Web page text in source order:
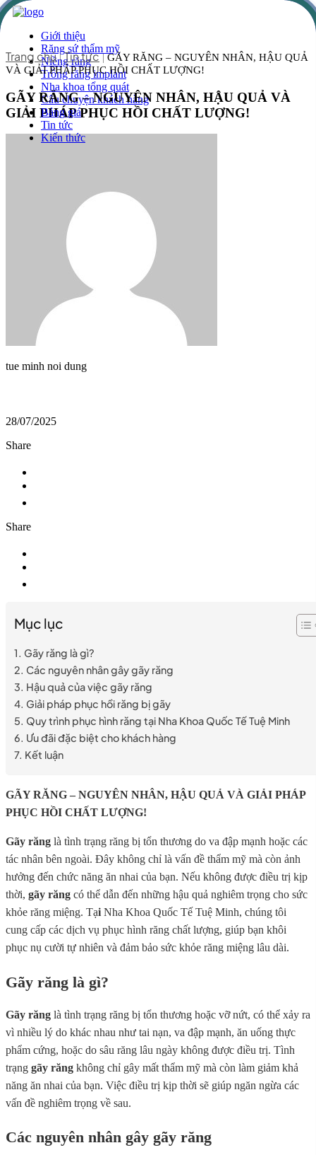
Giới thiệu
Răng sứ thẩm mỹ
Niềng răng
Trồng răng implant
Nha khoa tổng quát
Câu chuyện khách hàng
Bảng giá
Tin tức
Kiến thức
1800 0040
Trang chủ|Tin tức|GÃY RĂNG – NGUYÊN NHÂN, HẬU QUẢ
VÀ GIẢI PHÁP PHỤC HỒI CHẤT LƯỢNG!
GÃY RĂNG – NGUYÊN NHÂN, HẬU QUẢ VÀ
GIẢI PHÁP PHỤC HỒI CHẤT LƯỢNG!
tue minh noi dung
28/07/2025
Share
Share
Mục lục
Gãy răng là gì?
Các nguyên nhân gây gãy răng
Hậu quả của việc gãy răng
Giải pháp phục hồi răng bị gãy
Quy trình phục hình răng tại Nha Khoa Quốc Tế Tuệ Minh
Ưu đãi đặc biệt cho khách hàng
Kết luận
GÃY RĂNG – NGUYÊN NHÂN, HẬU QUẢ VÀ GIẢI PHÁP
PHỤC HỒI CHẤT LƯỢNG!
Gãy răng là tình trạng răng bị tổn thương do va đập mạnh hoặc các
tác nhân bên ngoài. Đây không chỉ là vấn đề thẩm mỹ mà còn ảnh
hưởng đến chức năng ăn nhai của bạn. Nếu không được điều trị kịp
thời, gãy răng có thể dẫn đến những hậu quả nghiêm trọng cho sức
khỏe răng miệng. TạiNha Khoa Quốc Tế Tuệ Minh, chúng tôi
cung cấp các dịch vụ phục hình răng chất lượng, giúp bạn khôi
phục nụ cười tự nhiên và đảm bảo sức khỏe răng miệng lâu dài.
Gãy răng là gì?
Gãy răng là tình trạng răng bị tổn thương hoặc vỡ nứt, có thể xảy ra
vì nhiều lý do khác nhau như tai nạn, va đập mạnh, ăn uống thực
phẩm cứng, hoặc do sâu răng lâu ngày không được điều trị. Tình
trạng gãy răng không chỉ gây mất thẩm mỹ mà còn làm giảm khả
năng ăn nhai của bạn. Việc điều trị kịp thời sẽ giúp ngăn ngừa các
vấn đề nghiêm trọng về sau.
Các nguyên nhân gây gãy răng